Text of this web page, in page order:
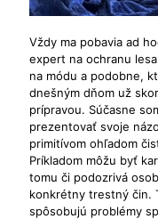
Vždy ma pobavia ad
expert na ochranu
na módu a podobne,
dnešným dňom už
prípravou. Súčasne
prezentovať svoje
primitívom ohľadom
Príkladom môžu byť
tomu či podozrivá
konkrétny trestný čin.
spôsobujú problémy